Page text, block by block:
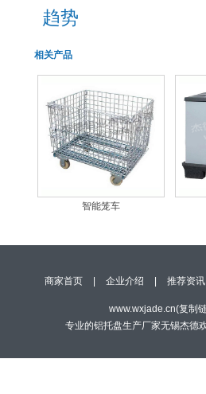
趋势
相关产品
智能笼车
商家首页 企业介绍 推荐资讯
www.wxjade.cn(复制
专业的铝托盘生产厂家无锡杰德